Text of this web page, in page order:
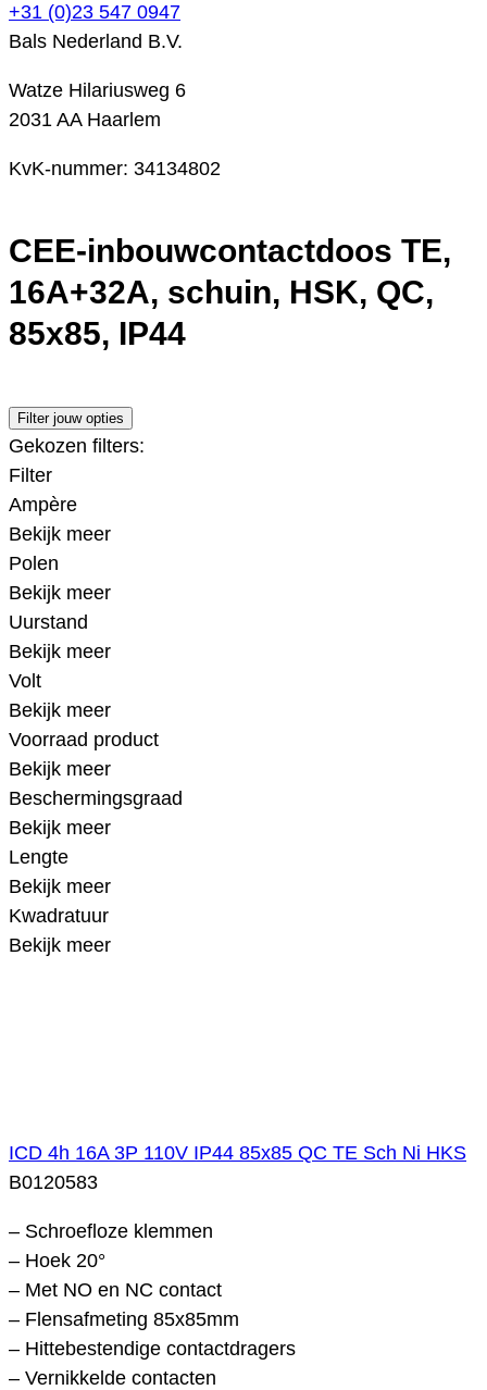
+31 (0)23 547 0947
Bals Nederland B.V.
Watze Hilariusweg 6
2031 AA Haarlem
KvK-nummer: 34134802
CEE-inbouwcontactdoos TE,
16A+32A, schuin, HSK, QC,
85x85, IP44
Filter jouw opties
Gekozen filters:
Filter
Ampère
Bekijk meer
Polen
Bekijk meer
Uurstand
Bekijk meer
Volt
Bekijk meer
Voorraad product
Bekijk meer
Beschermingsgraad
Bekijk meer
Lengte
Bekijk meer
Kwadratuur
Bekijk meer
ICD 4h 16A 3P 110V IP44 85x85 QC TE Sch Ni HKS
B0120583
– Schroefloze klemmen
– Hoek 20°
– Met NO en NC contact
– Flensafmeting 85x85mm
– Hittebestendige contactdragers
– Vernikkelde contacten